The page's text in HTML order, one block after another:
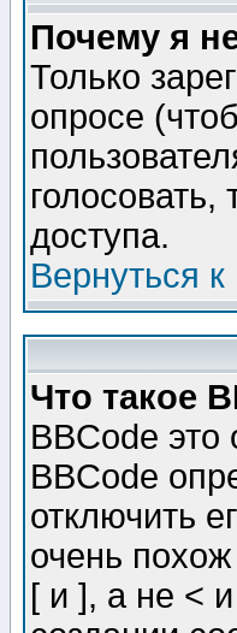
Почему я
Только
опросе
доступа.
Вернуться к
Что такое
BBCode это
BBCode
отключить
очень
[ и ], а не <